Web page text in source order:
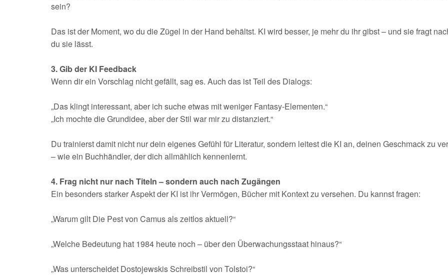
sein?
Das ist der Moment, wo du die Zügel in der Hand behältst. KI wird besser, je mehr du ihr gibst – und sie fragt
du sie lässt.
3. Gib der KI Feedback
Wenn dir ein Vorschlag nicht gefällt, sag es. Auch das ist Teil des Dialogs:
„Das klingt interessant, aber ich suche etwas mit weniger Fantasy-Elementen.“
„Ich mochte die Grundidee, aber der Stil war mir zu distanziert.“
Du trainierst damit nicht nur dein eigenes Gefühl für Literatur, sondern leitest die KI an, deinen Geschmack zu
– wie ein Buchhändler, der dich allmählich kennenlernt.
4. Frag nicht nur nach Titeln – sondern auch nach Zugängen
Ein besonders starker Aspekt der KI ist ihr Vermögen, Bücher mit Kontext zu versehen. Du kannst fragen:
„Warum gilt Die Pest von Camus als zeitlos aktuell?“
„Welche Bedeutung hat 1984 heute noch – über den Überwachungsstaat hinaus?“
„Was unterscheidet Dostojewskis Schreibstil von Tolstoi?“